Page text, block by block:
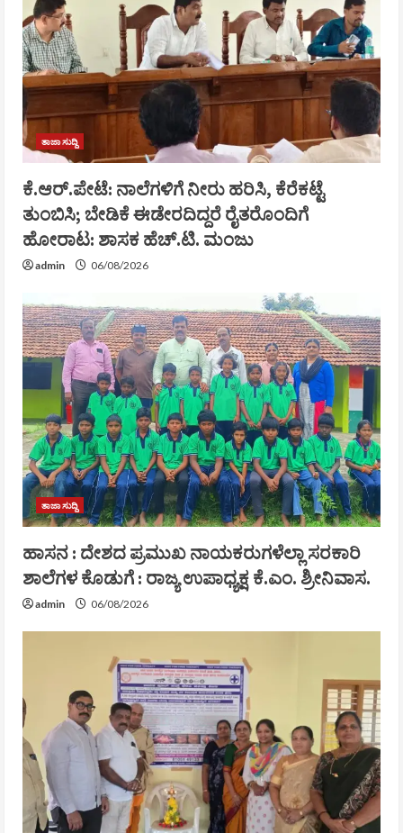
ತಾಜಾ ಸುದ್ದಿ
ಕೆ.ಆರ್.ಪೇಟೆ: ನಾಲೆಗಳಿಗೆ ನೀರು ಹರಿಸಿ, ಕೆರೆಕಟ್ಟೆ
ತುಂಬಿಸಿ; ಬೇಡಿಕೆ ಈಡೇರದಿದ್ದರೆ ರೈತರೊಂದಿಗೆ
ಹೋರಾಟ: ಶಾಸಕ ಹೆಚ್.ಟಿ. ಮಂಜು
admin 06/08/2026
ತಾಜಾ ಸುದ್ದಿ
ಹಾಸನ : ದೇಶದ ಪ್ರಮುಖ ನಾಯಕರುಗಳೆಲ್ಲಾ ಸರಕಾರಿ
ಶಾಲೆಗಳ ಕೊಡುಗೆ : ರಾಜ್ಯ ಉಪಾಧ್ಯಕ್ಷ ಕೆ.ಎಂ. ಶ್ರೀನಿವಾಸ.
admin 06/08/2026